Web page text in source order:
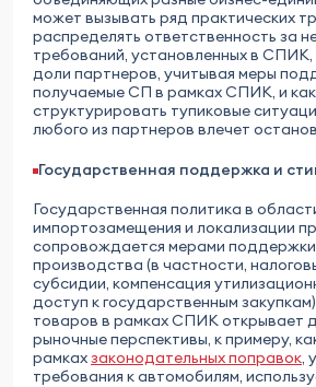
может вызывать ряд практических
распределять ответственность за
требований, установленных в СПИК,
доли партнеров, учитывая меры
получаемые СП в рамках СПИК, и
структурировать тупиковые
любого из партнеров влечет
Государственная поддержка и
Государственная политика в
импортозамещения и локализации
сопровождается мерами поддержки
производства (в частности,
субсидии, компенсация
доступ к государственным
товаров в рамках СПИК открывает
рыночные перспективы, к примеру,
рамкахзаконодательных поправок,
требования к автомобилям,